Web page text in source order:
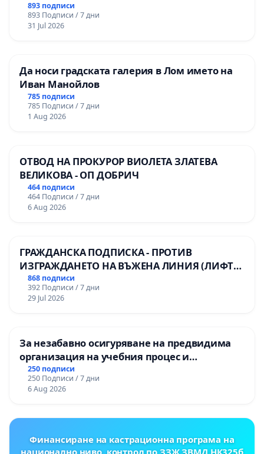
893 подписи
893 Подписи / 7 дни
31 Jul 2026
Да носи градската галерия в Лом името на
Иван Манойлов
785 подписи
785 Подписи / 7 дни
1 Aug 2026
ОТВОД НА ПРОКУРОР ВИОЛЕТА ЗЛАТЕВА
ВЕЛИКОВА - ОП ДОБРИЧ
464 подписи
464 Подписи / 7 дни
6 Aug 2026
ГРАЖДАНСКА ПОДПИСКА - ПРОТИВ
ИЗГРАЖДАНЕТО НА ВЪЖЕНА ЛИНИЯ (ЛИФТ)
НА ТЕРИТОРИЯТА НА ПРИРОДНА
ЗАБЕЛЕЖИТЕЛНОСТ „ХЪЛМ НА
ОСВОБОДИТЕЛИТЕ“ (БУНАРДЖИК)
868 подписи
392 Подписи / 7 дни
29 Jul 2026
За незабавно осигуряване на предвидима
организация на учебния процес и
гарантиране на правото на равнопоставено
и качествено образование на учениците от
ОУ „Княз Александър I“ и Хуманитарна
250 подписи
250 Подписи / 7 дни
6 Aug 2026
Финансиране на кастрационна програма на
национално ниво, контрол по ЗЗЖ,ЗВМД,НК325б